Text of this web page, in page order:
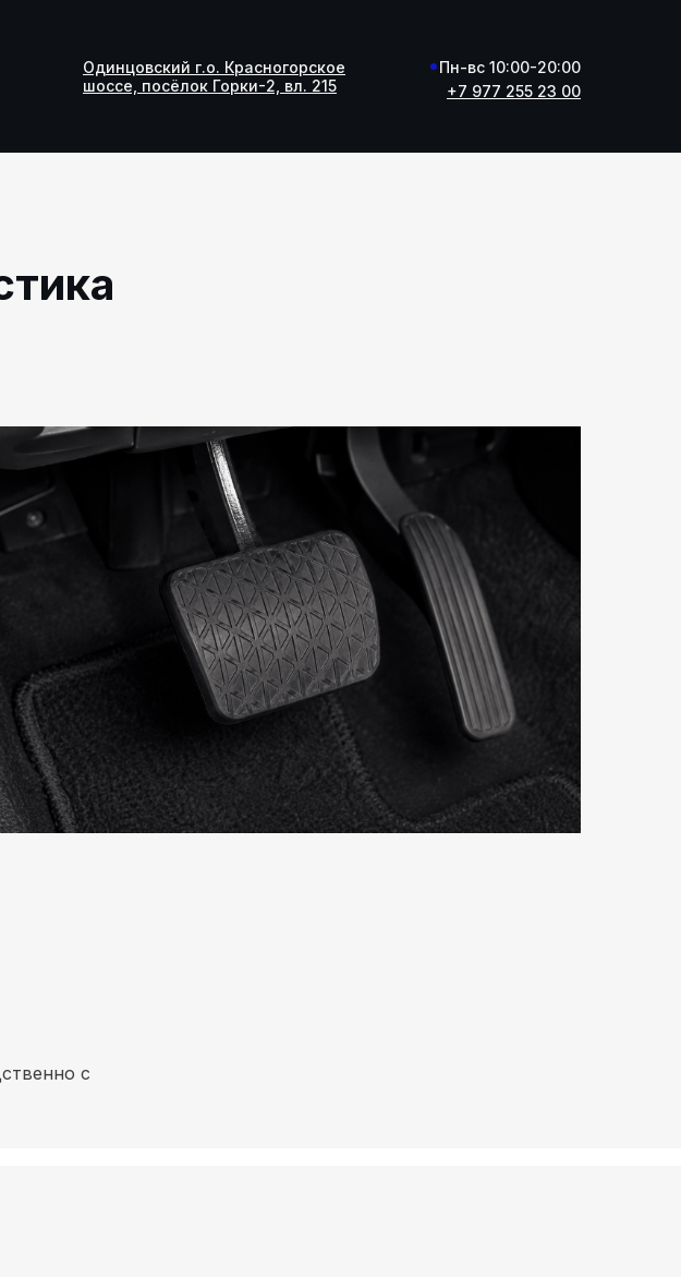
Одинцовский г.о. Красногорское
шоссе, посёлок Горки-2, вл. 215
Пн-вс 10:00-20:00
+7 977 255 23 00
Одинцовский г.о. Красногорское
шоссе, посёлок Горки-2, вл. 215
+7 977 255 23 00
с